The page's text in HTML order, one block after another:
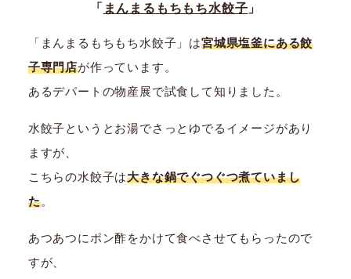
「 まんまるもちもち水餃子 」
「まんまるもちもち水餃子」は宮城県塩釜にある餃
子専門店が作っています。
あるデパートの物産展で試食して知りました。
水餃子というとお湯でさっとゆでるイメージがあり
ますが、
こちらの水餃子は大きな鍋でぐつぐつ煮ていまし
た。
あつあつにポン酢をかけて食べさせてもらったので
すが、